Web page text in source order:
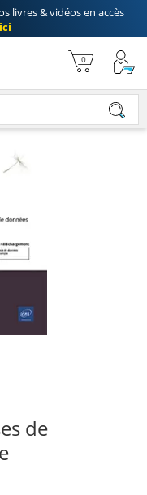
livres & vidéos en accès
de